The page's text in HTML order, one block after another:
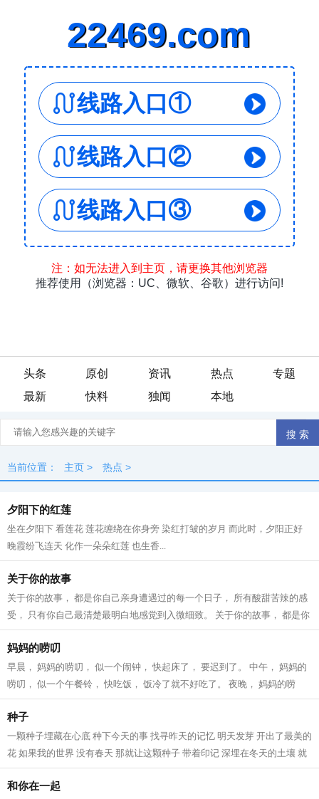
头条 原创 资讯 热点
专题
最新
快料 独闻 本地
当前位置： 主页 > 热点 >
夕阳下的红莲
坐在夕阳下 看莲花 莲花缠绕在你身旁 染红打皱的岁月 而此时，夕阳正好
晚霞纷飞连天 化作一朵朵红莲 也生香...
关于你的故事
关于你的故事， 都是你自己亲身遭遇过的每一个日子， 所有酸甜苦辣的感
受， 只有你自己最清楚最明白地感觉到入微细致。 关于你的故事， 都是你
曾经发生的生活往事， 除了你自己...
妈妈的唠叨
早晨， 妈妈的唠叨， 似一个闹钟， 快起床了， 要迟到了。 中午， 妈妈的
唠叨， 似一个午餐铃， 快吃饭， 饭冷了就不好吃了。 夜晚， 妈妈的唠
叨， 似一个催觉铃， 快洗澡，快睡觉...
种子
一颗种子埋藏在心底 种下今天的事 找寻昨天的记忆 明天发芽 开出了最美的
花 如果我的世界 没有春天 那就让这颗种子 带着印记 深埋在冬天的土壤 就
这样，不要吵醒她 梦中会有花瓣...
和你在一起